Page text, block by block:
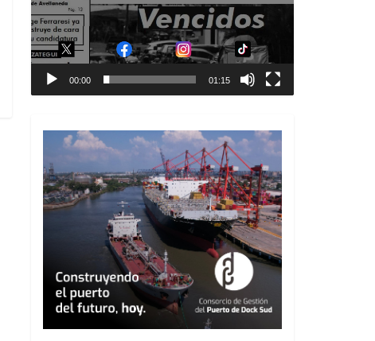
00:00 01:15